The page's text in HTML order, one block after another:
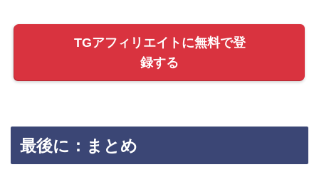
TGアフィリエイトに無料で登
録する
最後に：まとめ